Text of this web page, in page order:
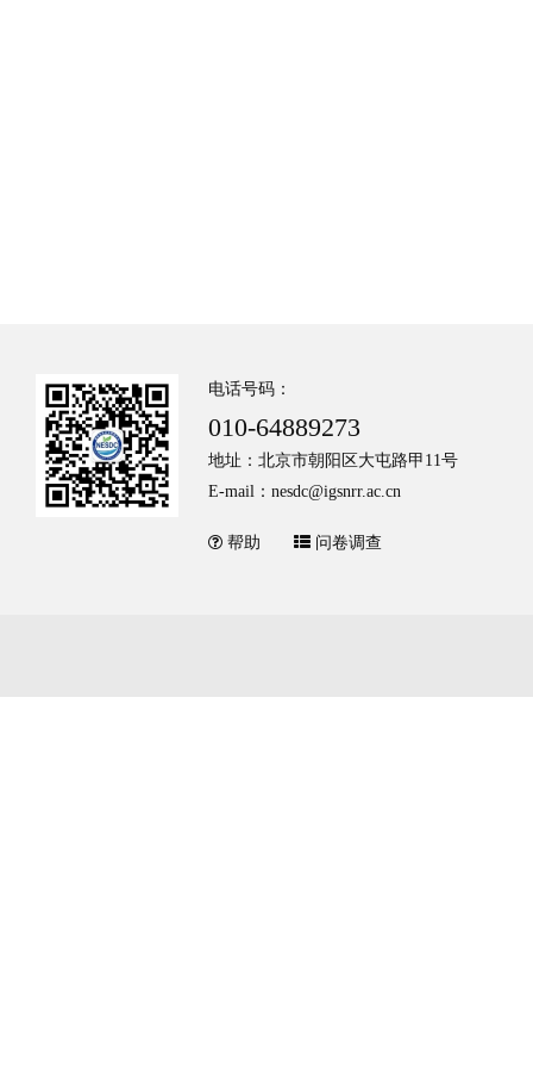
电话号码：
010-64889273
地址：北京市朝阳区大屯路甲11号
E-mail：nesdc@igsnrr.ac.cn
帮助 问卷调查